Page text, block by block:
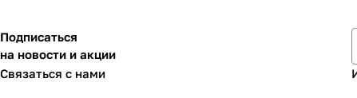
Подписаться
на новости и акции
Связаться с нами